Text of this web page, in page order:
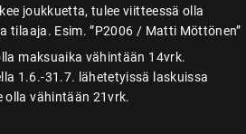
joukkuetta, tulee viitteessä olla
tilaaja. Esim. ”P2006 / Matti Möttönen”
maksuaika vähintään 14vrk.
1.6.-31.7. lähetetyissä laskuissa
olla vähintään 21vrk.